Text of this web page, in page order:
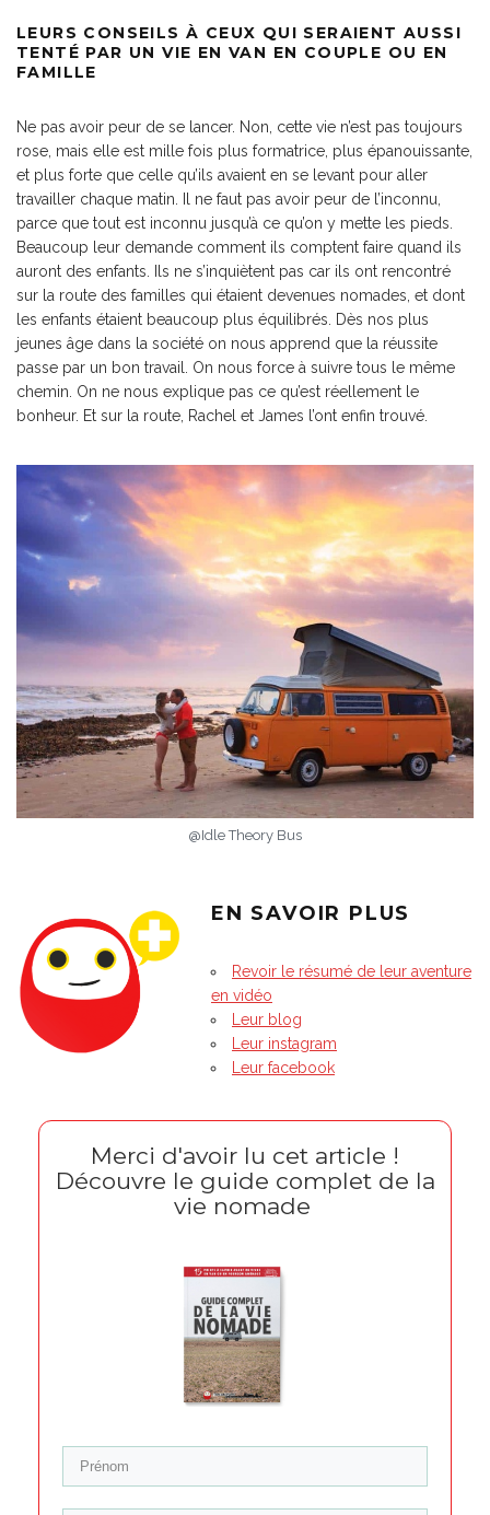
LEURS CONSEILS À CEUX QUI SERAIENT AUSSI
TENTÉ PAR UN VIE EN VAN EN COUPLE OU EN
FAMILLE
Ne pas avoir peur de se lancer. Non, cette vie n’est pas toujours
rose, mais elle est mille fois plus formatrice, plus épanouissante,
et plus forte que celle qu’ils avaient en se levant pour aller
travailler chaque matin. Il ne faut pas avoir peur de l’inconnu,
parce que tout est inconnu jusqu’à ce qu’on y mette les pieds.
Beaucoup leur demande comment ils comptent faire quand ils
auront des enfants. Ils ne s’inquiètent pas car ils ont rencontré
sur la route des familles qui étaient devenues nomades, et dont
les enfants étaient beaucoup plus équilibrés. Dès nos plus
jeunes âge dans la société on nous apprend que la réussite
passe par un bon travail. On nous force à suivre tous le même
chemin. On ne nous explique pas ce qu’est réellement le
bonheur. Et sur la route, Rachel et James l’ont enfin trouvé.
@Idle Theory Bus
EN SAVOIR PLUS
Revoir le résumé de leur aventure
en vidéo
Leur blog
Leur instagram
Leur facebook
Merci d'avoir lu cet article !
Découvre le guide complet de la
vie nomade